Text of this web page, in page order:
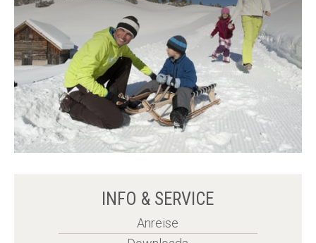
INFO & SERVICE
Anreise